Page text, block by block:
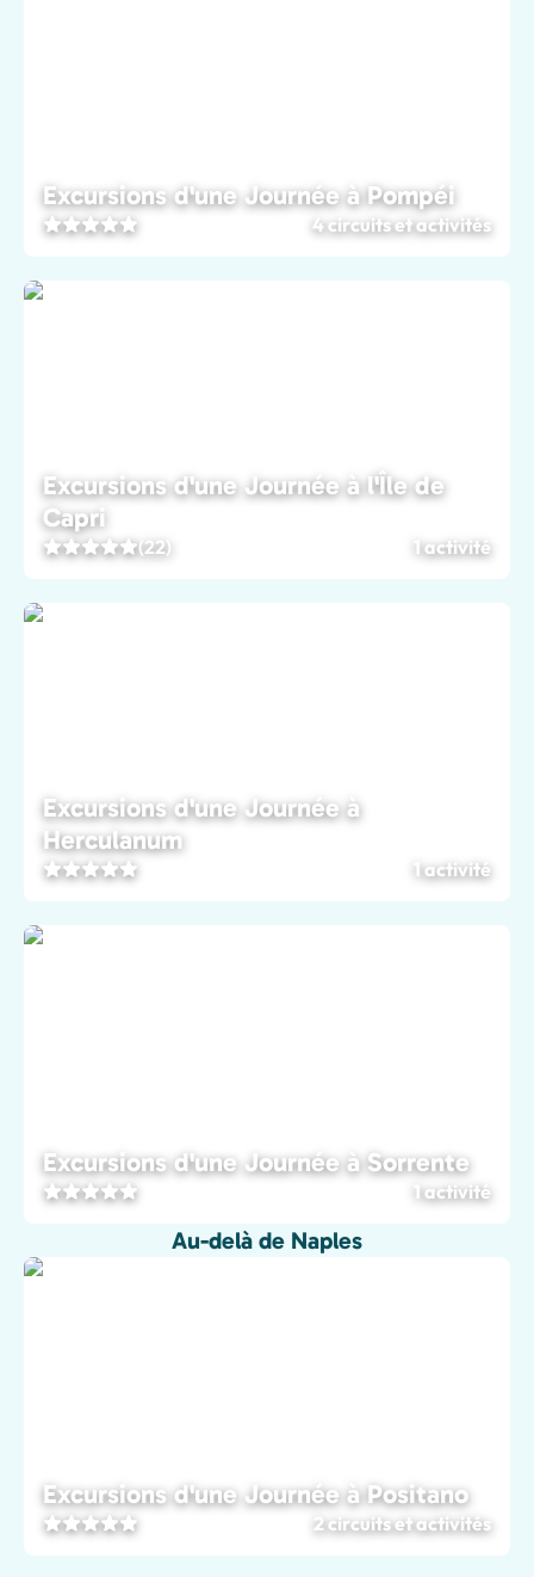
Excursions d'une Journée à Pompéi
4 circuits et activités
Excursions d'une Journée à l'Île de
Capri
(22) 1 activité
Excursions d'une Journée à
Herculanum
1 activité
Excursions d'une Journée à Sorrente
1 activité
Au-delà de Naples
Excursions d'une Journée à Positano
2 circuits et activités